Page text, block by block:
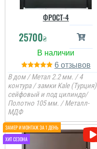
достойний варіант.
читати всі відгуки
ФРОСТ-4
25700₴
6
В дом / Метал 2.2 мм. / 4
контура / замки Kale (Турция)
сейфовый и под цилиндр/
Полотно 105 мм. / Металл-
МДФ